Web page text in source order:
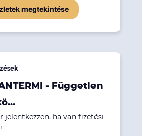
megtekintése
- Független
jelentkezzen, ha van fizetési